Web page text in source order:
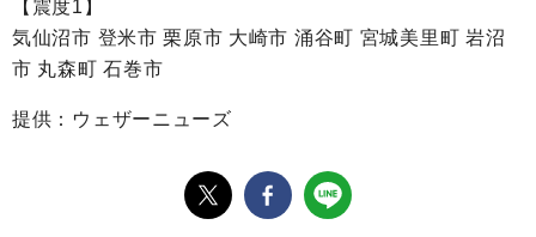
【震度1】
気仙沼市 登米市 栗原市 大崎市 涌谷町 宮城美里町 岩沼
市 丸森町 石巻市
提供：ウェザーニューズ